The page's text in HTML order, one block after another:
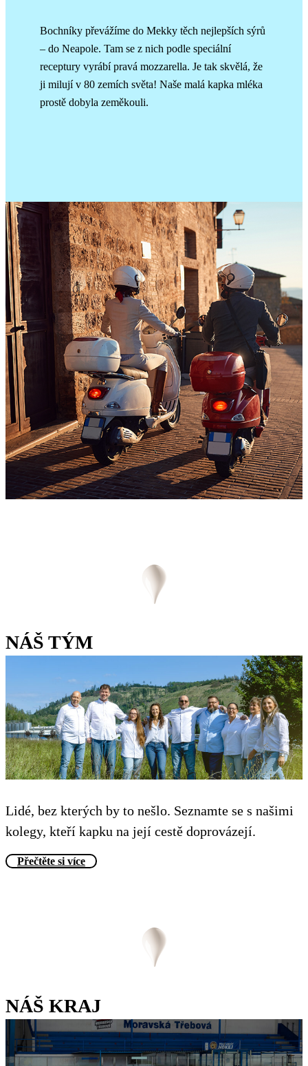
Bochníky převážíme do Mekky těch nejlepších sýrů
– do Neapole. Tam se z nich podle speciální
receptury vyrábí pravá mozzarella. Je tak skvělá, že
ji milují v 80 zemích světa! Naše malá kapka mléka
prostě dobyla zeměkouli.
NÁŠ TÝM
Lidé, bez kterých by to nešlo. Seznamte se s našimi
kolegy, kteří kapku na její cestě doprovázejí.
Přečtěte si více
NÁŠ KRAJ